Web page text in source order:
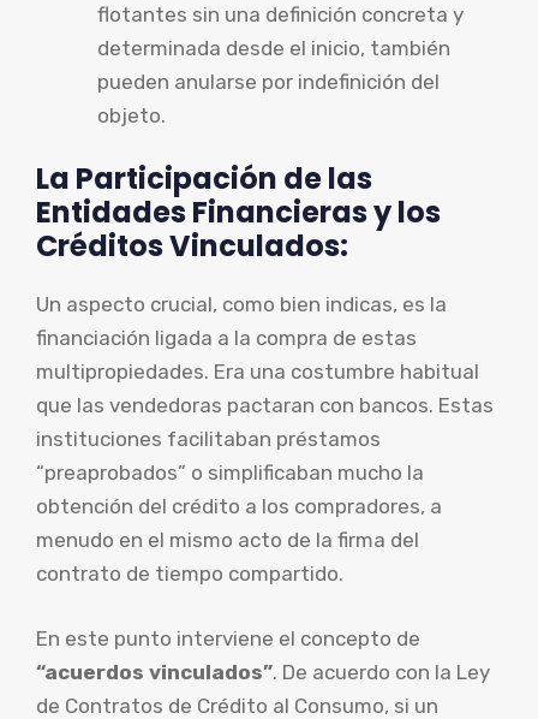
flotantes sin una definición concreta y
determinada desde el inicio, también
pueden anularse por indefinición del
objeto.
La Participación de las
Entidades Financieras y los
Créditos Vinculados:
Un aspecto crucial, como bien indicas, es la
financiación ligada a la compra de estas
multipropiedades. Era una costumbre habitual
que las vendedoras pactaran con bancos. Estas
instituciones facilitaban préstamos
“preaprobados” o simplificaban mucho la
obtención del crédito a los compradores, a
menudo en el mismo acto de la firma del
contrato de tiempo compartido.
En este punto interviene el concepto de
“acuerdos vinculados”. De acuerdo con la Ley
de Contratos de Crédito al Consumo, si un